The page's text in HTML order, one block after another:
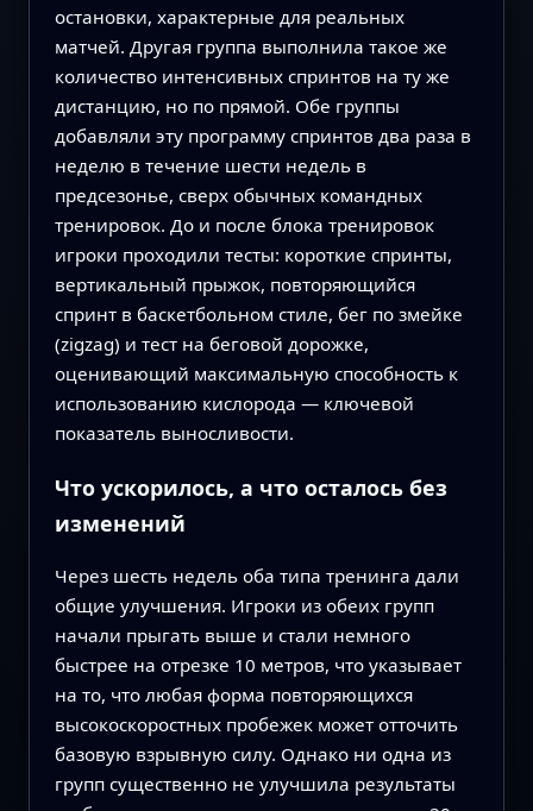
остановки, характерные для реальных
матчей. Другая группа выполнила такое же
количество интенсивных спринтов на ту же
дистанцию, но по прямой. Обе группы
добавляли эту программу спринтов два раза в
неделю в течение шести недель в
предсезонье, сверх обычных командных
тренировок. До и после блока тренировок
игроки проходили тесты: короткие спринты,
вертикальный прыжок, повторяющийся
спринт в баскетбольном стиле, бег по змейке
(zigzag) и тест на беговой дорожке,
оценивающий максимальную способность к
использованию кислорода — ключевой
показатель выносливости.
Что ускорилось, а что осталось без
изменений
Через шесть недель оба типа тренинга дали
общие улучшения. Игроки из обеих групп
начали прыгать выше и стали немного
быстрее на отрезке 10 метров, что указывает
на то, что любая форма повторяющихся
высокоскоростных пробежек может отточить
базовую взрывную силу. Однако ни одна из
групп существенно не улучшила результаты